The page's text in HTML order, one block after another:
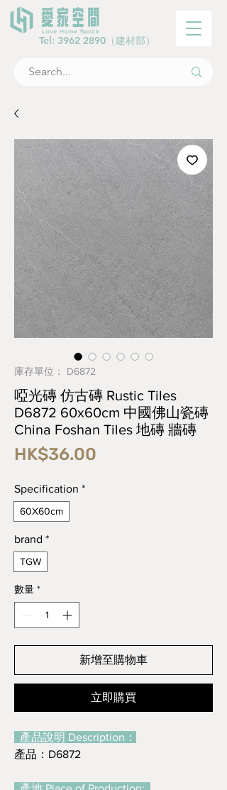
Tel: 3962 2890 （建材部）
庫存單位： D6872
啞光磚 仿古磚 Rustic Tiles
D6872 60x60cm 中國佛山瓷磚
China Foshan Tiles 地磚 牆磚
HK$36.00
Specification *
60X60cm
brand *
TGW
數量 *
新增至購物車
立即購買
產品說明 Description：
產品：D6872